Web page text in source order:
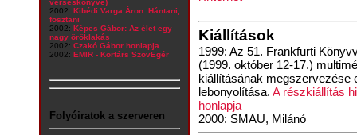
verseskönyve)
2002: Kibédi Varga Áron: Hántani,
fosztani
2002: Képes Gábor: Az élet egy
nagy öröklakás
2002: Czakó Gábor honlapja
2002: EMIR - Kortárs SzövEgér
Folyóiratok a szerveren
Kiállítások
1999: Az 51. Frankfurti
(1999. október 12-17.)
kiállításának megszervezése
lebonyolítása. A részkiállítás
honlapja
2000: SMAU, Milánó